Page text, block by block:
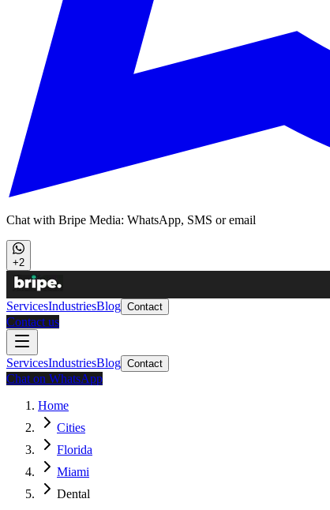
Chat with Bripe Media: WhatsApp, SMS or email
+2
ServicesIndustriesBlog Contact
Contact us
ServicesIndustriesBlog Contact
Chat on WhatsApp
Home
Cities
Florida
Miami
Dental